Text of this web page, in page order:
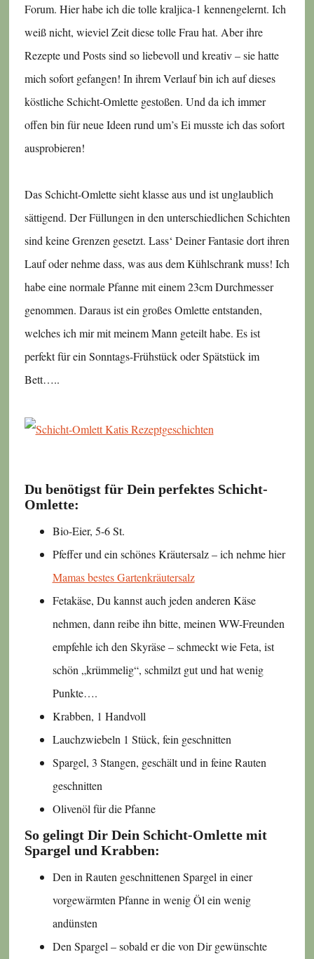
Forum. Hier habe ich die tolle kraljica-1 kennengelernt. Ich
weiß nicht, wieviel Zeit diese tolle Frau hat. Aber ihre
Rezepte und Posts sind so liebevoll und kreativ – sie hatte
mich sofort gefangen! In ihrem Verlauf bin ich auf dieses
köstliche Schicht-Omlette gestoßen. Und da ich immer
offen bin für neue Ideen rund um’s Ei musste ich das sofort
ausprobieren!
Das Schicht-Omlette sieht klasse aus und ist unglaublich
sättigend. Der Füllungen in den unterschiedlichen Schichten
sind keine Grenzen gesetzt. Lass‘ Deiner Fantasie dort ihren
Lauf oder nehme dass, was aus dem Kühlschrank muss! Ich
habe eine normale Pfanne mit einem 23cm Durchmesser
genommen. Daraus ist ein großes Omlette entstanden,
welches ich mir mit meinem Mann geteilt habe. Es ist
perfekt für ein Sonntags-Frühstück oder Spätstück im
Bett…..
Du benötigst für Dein perfektes Schicht-
Omlette:
Bio-Eier, 5-6 St.
Pfeffer und ein schönes Kräutersalz – ich nehme hier
Mamas bestes Gartenkräutersalz
Fetakäse, Du kannst auch jeden anderen Käse
nehmen, dann reibe ihn bitte, meinen WW-Freunden
empfehle ich den Skyräse – schmeckt wie Feta, ist
schön „krümmelig“, schmilzt gut und hat wenig
Punkte….
Krabben, 1 Handvoll
Lauchzwiebeln 1 Stück, fein geschnitten
Spargel, 3 Stangen, geschält und in feine Rauten
geschnitten
Olivenöl für die Pfanne
So gelingt Dir Dein Schicht-Omlette mit
Spargel und Krabben:
Den in Rauten geschnittenen Spargel in einer
vorgewärmten Pfanne in wenig Öl ein wenig
andünsten
Den Spargel – sobald er die von Dir gewünschte